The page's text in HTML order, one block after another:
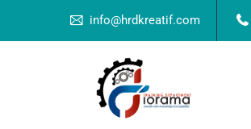
info@hrdkreatif.com